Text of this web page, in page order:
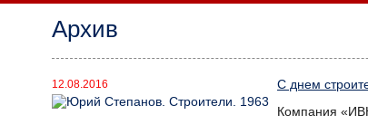
Архив
12.08.2016
С днем
Компания